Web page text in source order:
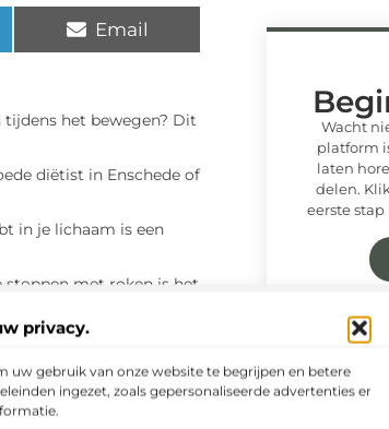
privacy.
uw gebruik van onze website te begrijpen en betere
ingezet, zoals gepersonaliseerde advertenties en
Email
het bewegen? Dit
diëtist in Enschede of
in je lichaam is een
stoppen met roken is het
Wacht
platform
laten
delen.
eerste